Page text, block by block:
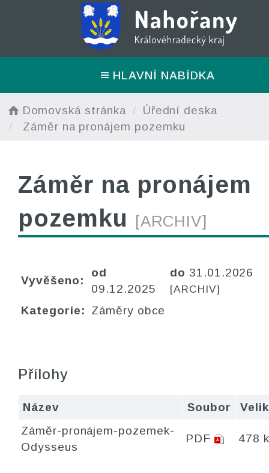
HLAVNÍ NABÍDKA
Domovská stránka
Úřední deska
Záměr na pronájem pozemku
Záměr na pronájem
pozemku [ARCHIV]
Vyvěšeno:
od
09.12.2025
do 31.01.2026
[ARCHIV]
Kategorie: Záměry obce
Přílohy
Název Soubor
Záměr-pronájem-pozemek-
Odysseus
PDF 478